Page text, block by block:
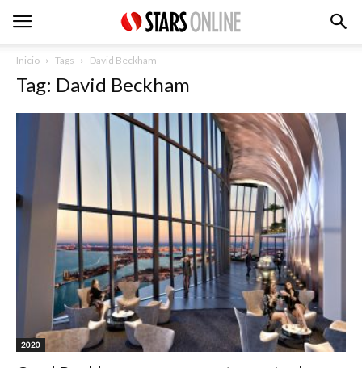
Inicio Tags David Beckham
Tag: David Beckham
2020